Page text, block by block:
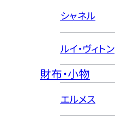
シャネル
ルイ・ヴィトン
財布・小物
エルメス